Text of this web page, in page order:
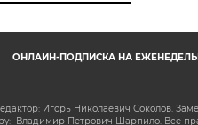
ОНЛАЙН-ПОДПИСКА НА
Игорь Николаевич Соколов.
Владимир Петрович Шарпило. Все